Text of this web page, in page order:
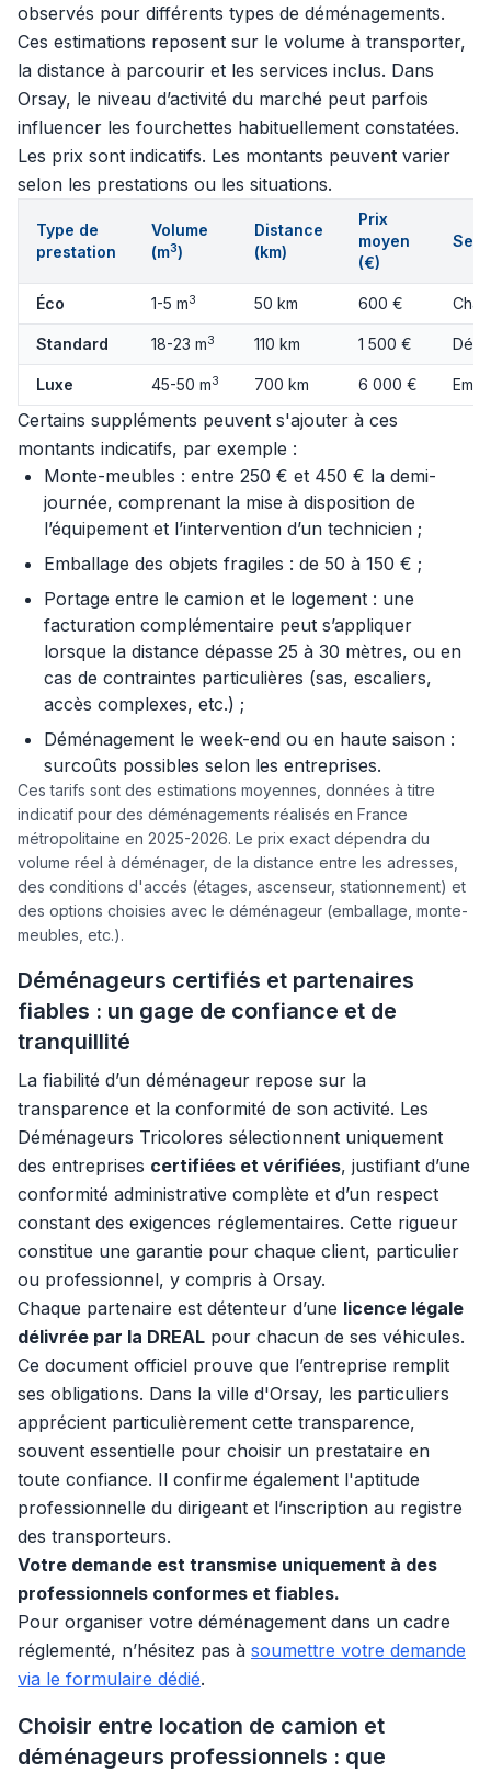
observés pour différents types de déménagements.
Ces estimations reposent sur le volume à transporter,
la distance à parcourir et les services inclus. Dans
Orsay, le niveau d’activité du marché peut parfois
influencer les fourchettes habituellement constatées.
Les prix sont indicatifs. Les montants peuvent varier
selon les prestations ou les situations.
Type de
prestation
Volume
(m3)
Distance
(km)
Prix
moyen
(€)
Éco 1-5 m3 50 km 600 €
Standard 18-23 m3 110 km 1 500 €
Luxe 45-50 m3 700 km 6 000 €
Certains suppléments peuvent s'ajouter à ces
montants indicatifs, par exemple :
Monte-meubles : entre 250 € et 450 € la demi-
journée, comprenant la mise à disposition de
l’équipement et l’intervention d’un technicien ;
Emballage des objets fragiles : de 50 à 150 € ;
Portage entre le camion et le logement : une
facturation complémentaire peut s’appliquer
lorsque la distance dépasse 25 à 30 mètres, ou en
cas de contraintes particulières (sas, escaliers,
accès complexes, etc.) ;
Déménagement le week-end ou en haute saison :
surcoûts possibles selon les entreprises.
Ces tarifs sont des estimations moyennes, données à titre
indicatif pour des déménagements réalisés en France
métropolitaine en 2025-2026. Le prix exact dépendra du
volume réel à déménager, de la distance entre les adresses,
des conditions d'accés (étages, ascenseur, stationnement) et
des options choisies avec le déménageur (emballage, monte-
meubles, etc.).
Déménageurs certifiés et partenaires
fiables : un gage de confiance et de
tranquillité
La fiabilité d’un déménageur repose sur la
transparence et la conformité de son activité. Les
Déménageurs Tricolores sélectionnent uniquement
des entreprises certifiées et vérifiées, justifiant d’une
conformité administrative complète et d’un respect
constant des exigences réglementaires. Cette rigueur
constitue une garantie pour chaque client, particulier
ou professionnel, y compris à Orsay.
Chaque partenaire est détenteur d’une licence légale
délivrée par la DREAL pour chacun de ses véhicules.
Ce document officiel prouve que l’entreprise remplit
ses obligations. Dans la ville d'Orsay, les particuliers
apprécient particulièrement cette transparence,
souvent essentielle pour choisir un prestataire en
toute confiance. Il confirme également l'aptitude
professionnelle du dirigeant et l’inscription au registre
des transporteurs.
Votre demande est transmise uniquement à des
professionnels conformes et fiables.
Pour organiser votre déménagement dans un cadre
réglementé, n’hésitez pas à soumettre votre demande
via le formulaire dédié.
Choisir entre location de camion et
déménageurs professionnels : que